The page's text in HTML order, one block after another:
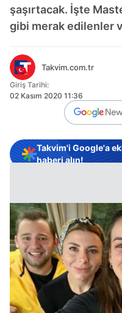
şaşırtacak. İşte
gibi merak edilenler
Takvim.com.tr
Giriş Tarihi:
02 Kasım 2020 11:36
Takvim'i Google'a
haberi alın!